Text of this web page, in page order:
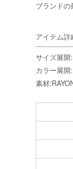
ブランド
アイテム詳
サイズ展開
カラー展
素材